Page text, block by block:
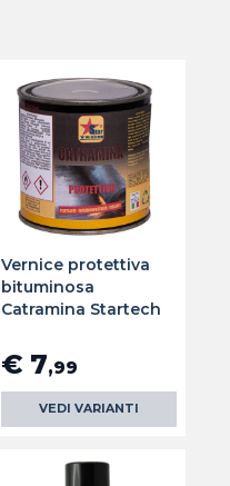
Vernice protettiva
bituminosa
Catramina Startech
€ 7,99
VEDI VARIANTI